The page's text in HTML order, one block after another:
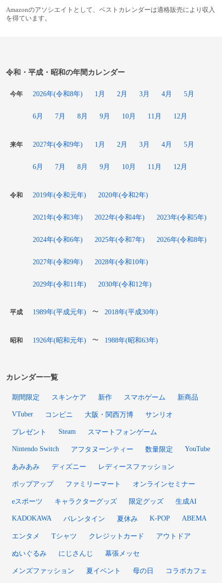
Amazonのアソシエイトとして、ベストカレンダーは適格販売により収入
を得ています。
令和・平成・昭和の年間カレンダー
今年 2026年(令和8年) 1月 2月 3月 4月 5月
6月 7月 8月 9月 10月 11月 12月
来年 2027年(令和9年) 1月 2月 3月 4月 5月
6月 7月 8月 9月 10月 11月 12月
令和 2019年(令和元年) 2020年(令和2年)
2021年(令和3年) 2022年(令和4年) 2023年(令和5年)
2024年(令和6年) 2025年(令和7年) 2026年(令和8年)
2027年(令和9年) 2028年(令和10年)
2029年(令和11年) 2030年(令和12年)
平成 1989年(平成元年) 〜 2018年(平成30年)
昭和 1926年(昭和元年) 〜 1988年(昭和63年)
カレンダー一覧
期間限定 スキンケア 新作 スマホゲーム 新商品
VTuber コンビニ 大阪・関西万博 サンリオ
プレゼント Steam スマートフォンゲーム
Nintendo Switch アフタヌーンティー 数量限定 YouTube
あみあみ ディズニー レディースファッション
ポップアップ ファミリーマート オンラインセミナー
eスポーツ キャラクターグッズ 限定グッズ 生成AI
KADOKAWA バレンタイン 夏休み K-POP ABEMA
エンタメ Tシャツ クレジットカード アウトドア
ぬいぐるみ にじさんじ 幕張メッセ
メンズファッション 夏イベント 母の日 コラボカフェ